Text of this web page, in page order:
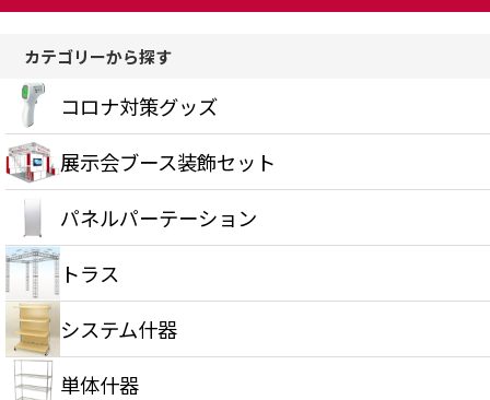
カテゴリーから探す
コロナ対策グッズ
展示会ブース装飾セット
パネルパーテーション
トラス
システム什器
単体什器